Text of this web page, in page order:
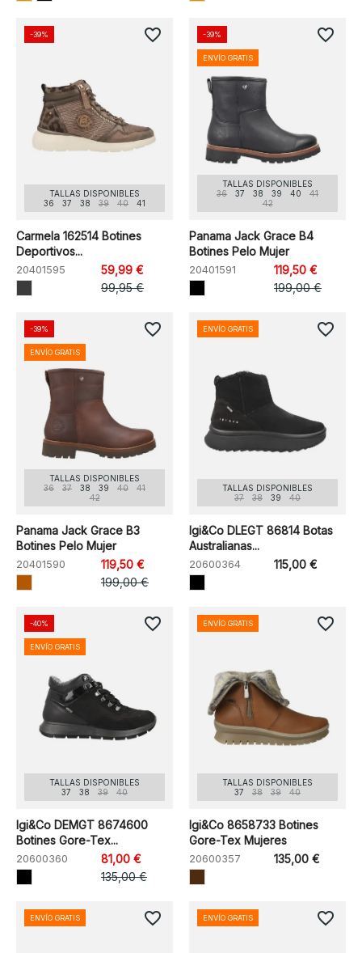
TALLAS DISPONIBLES
36
37 38 39 40 41
Carmela 162514 Botines
Deportivos...
20401595
59,99 €
99,95 €
-39% favorite_border
TALLAS DISPONIBLES
36
37 38 39 40
41
42
Panama Jack Grace B4
Botines Pelo Mujer
20401591
119,50 €
199,00 €
-39%
ENVÍO GRATIS
favorite_border
TALLAS DISPONIBLES
36
37 38 39 40
41
42
Panama Jack Grace B3
Botines Pelo Mujer
20401590
119,50 €
199,00 €
-39%
ENVÍO GRATIS
favorite_border
TALLAS DISPONIBLES
37
38 39 40
Igi&Co DLEGT 86814 Botas
Australianas...
20600364 115,00 €
ENVÍO GRATIS favorite_border
TALLAS DISPONIBLES
37
38 39 40
Igi&Co DEMGT 8674600
Botines Gore-Tex...
20600360
81,00 €
135,00 €
-40%
ENVÍO GRATIS
favorite_border
TALLAS DISPONIBLES
37
38 39 40
Igi&Co 8658733 Botines
Gore-Tex Mujeres
20600357 135,00 €
ENVÍO GRATIS favorite_border
ENVÍO GRATIS favorite_border ENVÍO GRATIS favorite_border